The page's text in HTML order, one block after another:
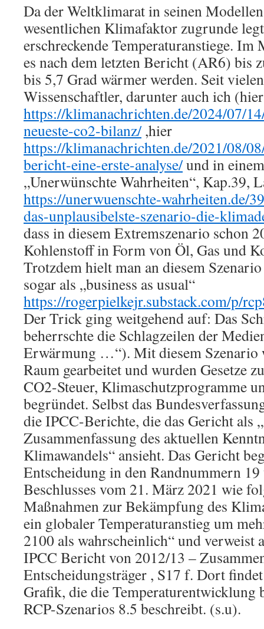
Da der Weltklimarat in seinen
wesentlichen Klimafaktor zugrunde
erschreckende Temperaturanstiege.
es nach dem letzten Bericht (AR6) bis
bis 5,7 Grad wärmer werden. Seit
Wissenschaftler, darunter auch ich (hier
https://klimanachrichten.de/2024/07/
neueste-co2-bilanz/,hier
https://klimanachrichten.de/2021/08/
bericht-eine-erste-analyse/und in
„Unerwünschte Wahrheiten“, Kap.39,
https://unerwuenschte-wahrheiten.de/
das-unplausibelste-szenario-die-
dass in diesem Extremszenario schon
Kohlenstoff in Form von Öl, Gas und
Trotzdem hielt man an diesem
sogar als „business as usual“
https://rogerpielkejr.substack.com/p/
Der Trick ging weitgehend auf: Das
beherrschte die Schlagzeilen der
Erwärmung …“). Mit diesem Szenario
Raum gearbeitet und wurden Gesetze
CO2-Steuer, Klimaschutzprogramme
begründet. Selbst das
die IPCC-Berichte, die das Gericht als
Zusammenfassung des aktuellen
Klimawandels“ ansieht. Das Gericht
Entscheidung in den Randnummern 19
Beschlusses vom 21. März 2021 wie
Maßnahmen zur Bekämpfung des
ein globaler Temperaturanstieg um
2100 als wahrscheinlich“ und verweist
IPCC Bericht von 2012/13 –
Entscheidungsträger , S17 f. Dort
Grafik, die die Temperaturentwicklung
RCP-Szenarios 8.5 beschreibt. (s.u).